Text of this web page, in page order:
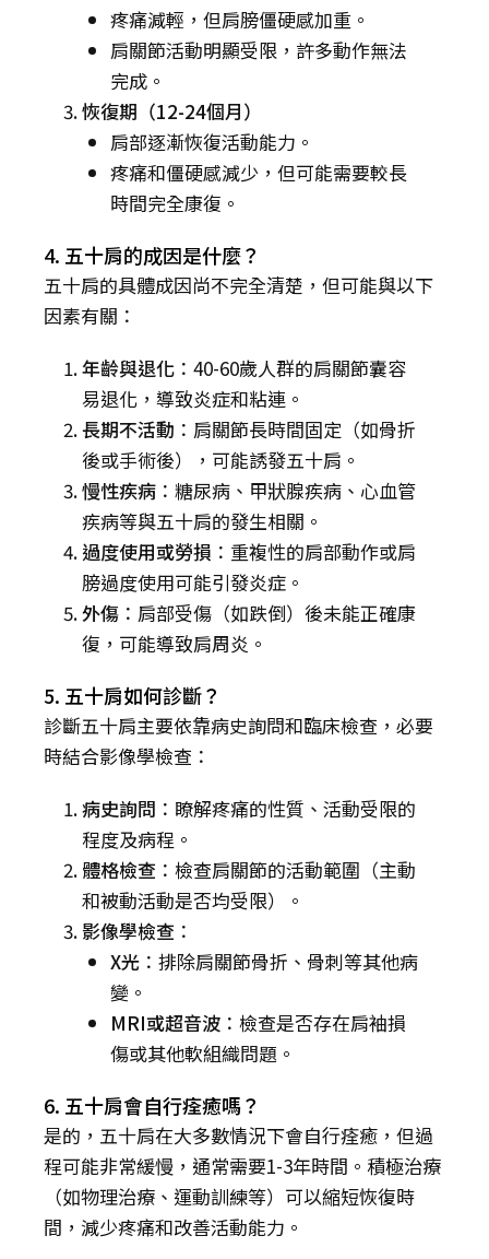
疼痛減輕，但肩膀僵硬感加重。
肩關節活動明顯受限，許多動作無法
完成。
恢復期（12-24個月）
肩部逐漸恢復活動能力。
疼痛和僵硬感減少，但可能需要較長
時間完全康復。
4. 五十肩的成因是什麼？
五十肩的具體成因尚不完全清楚，但可能與以下
因素有關：
年齡與退化 ：40-60歲人群的肩關節囊容
易退化，導致炎症和粘連。
長期不活動 ：肩關節長時間固定（如骨折
後或手術後），可能誘發五十肩。
慢性疾病 ：糖尿病、甲狀腺疾病、心血管
疾病等與五十肩的發生相關。
過度使用或勞損 ：重複性的肩部動作或肩
膀過度使用可能引發炎症。
外傷 ：肩部受傷（如跌倒）後未能正確康
復，可能導致肩周炎。
5. 五十肩如何診斷？
診斷五十肩主要依靠病史詢問和臨床檢查，必要
時結合影像學檢查：
病史詢問 ：瞭解疼痛的性質、活動受限的
程度及病程。
體格檢查 ：檢查肩關節的活動範圍（主動
和被動活動是否均受限）。
影像學檢查 ：
X光：排除肩關節骨折、骨刺等其他病
變。
MRI或超音波：檢查是否存在肩袖損
傷或其他軟組織問題。
6. 五十肩會自行痊癒嗎？
是的，五十肩在大多數情況下會自行痊癒，但過
程可能非常緩慢，通常需要1-3年時間。積極治療
（如物理治療、運動訓練等）可以縮短恢復時
間，減少疼痛和改善活動能力。